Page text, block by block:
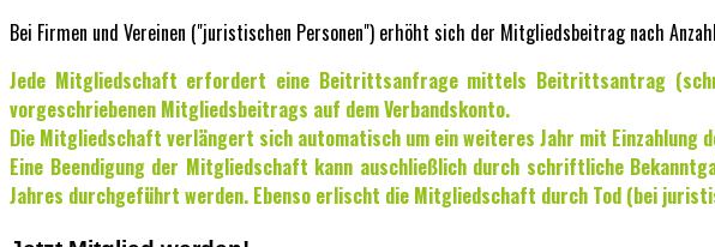
Bei Firmen und Vereinen ("juristischen Personen") erhöht sich der Mitgliedsbeitrag nach
Jede Mitgliedschaft erfordert eine Beitrittsanfrage mittels Beitrittsantrag
vorgeschriebenen Mitgliedsbeitrags auf dem Verbandskonto.
Die Mitgliedschaft verlängert sich automatisch um ein weiteres Jahr mit Einzahlung
Eine Beendigung der Mitgliedschaft kann auschließlich durch schriftliche
Jahres durchgeführt werden. Ebenso erlischt die Mitgliedschaft durch Tod (bei